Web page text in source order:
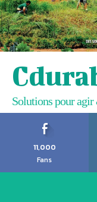
Solutions pour
11,000
Fans